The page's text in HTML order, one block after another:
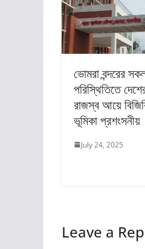
ভোমরা বন্দরের
পরিস্থিতিতে
রাজস্ব আয়ে
ভূমিকা প্রশংসনীয়
July 24, 2025
Leave a